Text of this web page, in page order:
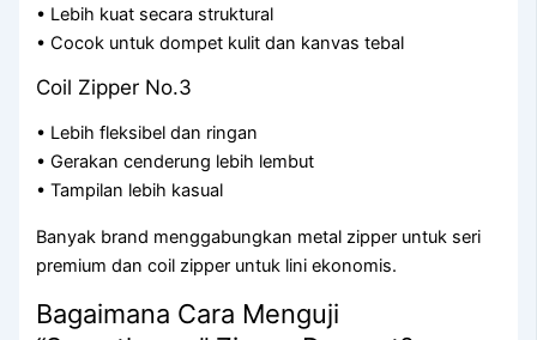
• Lebih kuat secara struktural
• Cocok untuk dompet kulit dan kanvas tebal
Coil Zipper No.3
• Lebih fleksibel dan ringan
• Gerakan cenderung lebih lembut
• Tampilan lebih kasual
Banyak brand menggabungkan metal zipper untuk seri
premium dan coil zipper untuk lini ekonomis.
Bagaimana Cara Menguji